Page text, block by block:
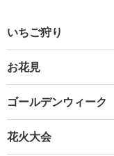
いちご狩り
お花見
ゴールデンウィーク
花火大会